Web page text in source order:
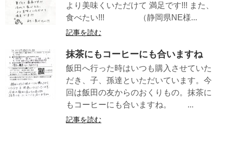
より美味くいただけて 満足です!!! また、
食べたい!!! （静岡県NE様...
記事を読む
抹茶にもコーヒーにも合いますね
飯田へ行った時はいつも購入させていた
だき、子、孫達といただいています。今
回は飯田の友からのおくりもの。抹茶に
もコーヒーにも合いますね。 ...
記事を読む